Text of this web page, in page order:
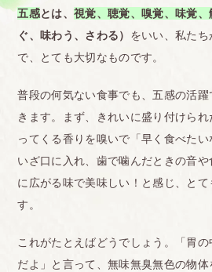
五感とは、 視覚、聴覚、嗅覚、味覚、
ぐ、味わう、さわる） をいい、私た
で、とても大切なものです。
普段の何気ない食事でも、五感の活
きます。まず、きれいに盛り付けら
ってくる香りを嗅いで「早く食べたい
いざ口に入れ、歯で噛んだときの音
に広がる味で美味しい！と感じ、とて
す。
これがたとえばどうでしょう。「胃
だよ」と言って、無味無臭無色の物体